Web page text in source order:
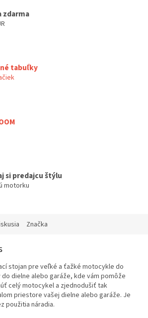
zdarma
tabuľky
si predajcu štýlu
motorku
Značka
stojan pre veľké a ťažké motocykle do
do dielne alebo garáže, kde vám pomôže
celý motocykel a zjednodušiť tak
priestore vašej dielne alebo garáže. Je
použitia náradia.